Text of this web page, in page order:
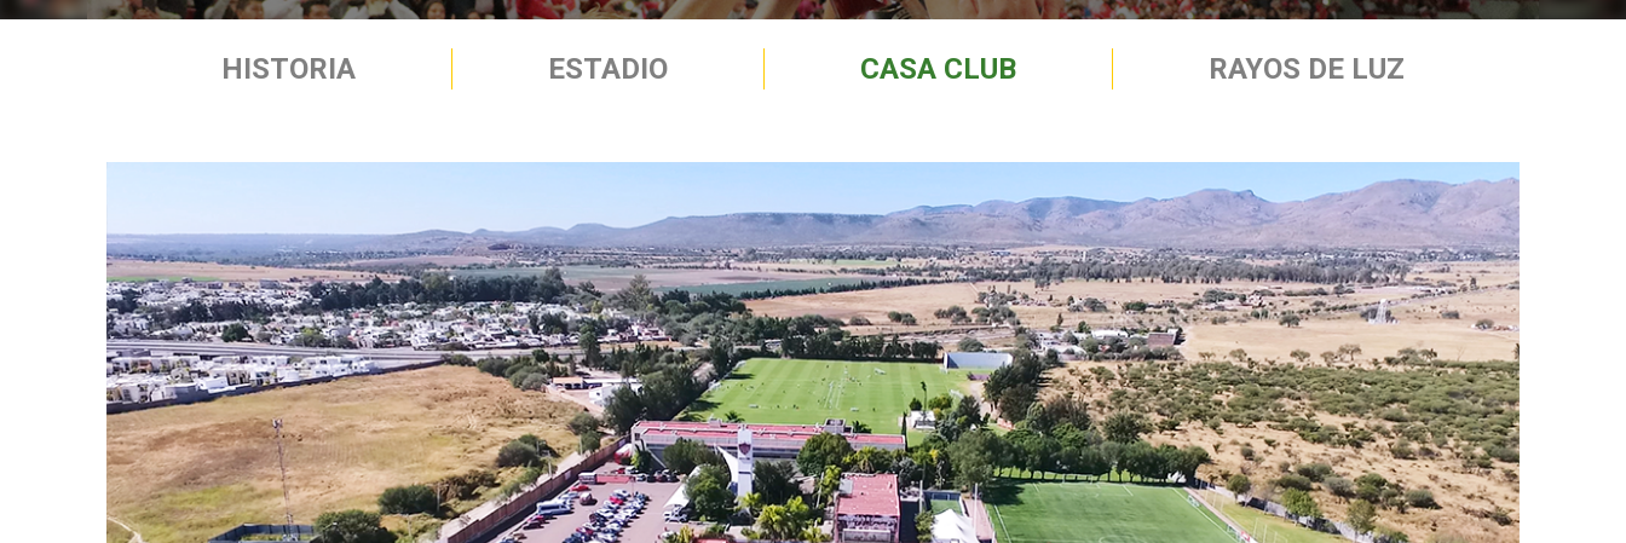
HISTORIA ESTADIO CASA CLUB RAYOS DE LUZ